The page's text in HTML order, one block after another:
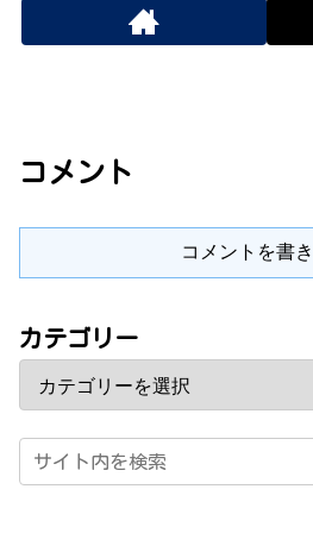
コメント
コメントを書
カテゴリー